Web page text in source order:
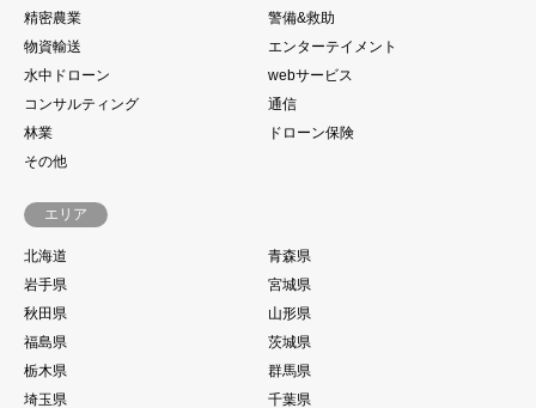
精密農業
警備&救助
物資輸送
エンターテイメント
水中ドローン
webサービス
コンサルティング
通信
林業
ドローン保険
その他
エリア
北海道
青森県
岩手県
宮城県
秋田県
山形県
福島県
茨城県
栃木県
群馬県
埼玉県
千葉県